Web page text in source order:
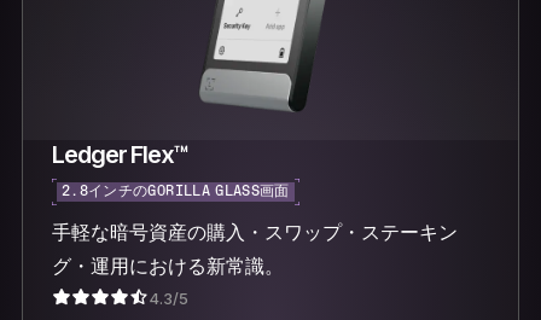
Ledger Flex™
2.8インチのGORILLA GLASS画面
手軽な暗号資産の購入・スワップ・ステーキン
グ・運用における新常識。
4.3/5